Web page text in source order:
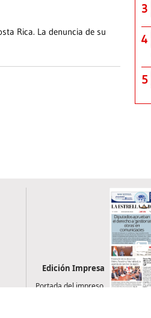
Rica. La denuncia de su
3
4
5
Edición Impresa
Portada del impreso